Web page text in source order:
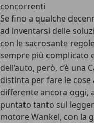
concorrenti
Se fino a qualche
ad inventarsi delle
con le sacrosante
sempre più complicato
dell’auto, però, c’è una
distinta per fare le
differente ancora oggi,
puntato tanto sul
motore Wankel, con la